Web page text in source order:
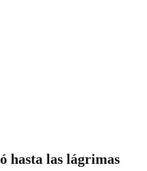
hasta las lágrimas